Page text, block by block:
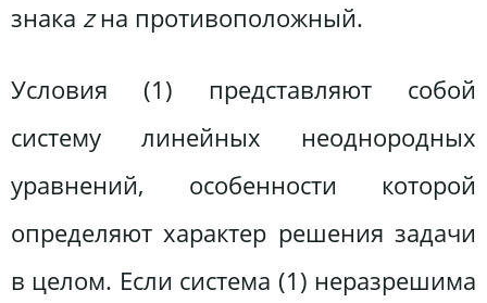
знака zна противоположный.
Условия (1) представляют собой
систему линейных неоднородных
уравнений, особенности которой
определяют характер решения задачи
в целом. Если система (1) неразрешима